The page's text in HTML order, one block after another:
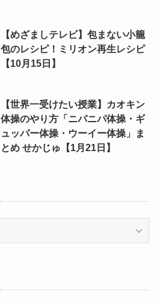
【めざましテレビ】包まない小籠
包のレシピ！ミリオン再生レシピ
【10月15日】
【世界一受けたい授業】カオキン
体操のやり方「ニパニパ体操・ギ
ュッパー体操・ウーイー体操」ま
とめ せかじゅ【1月21日】